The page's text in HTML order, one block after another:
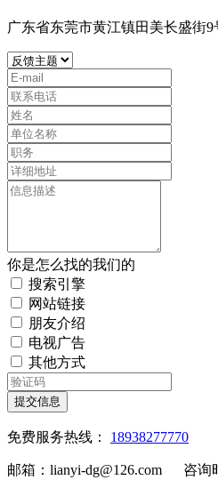
广东省东莞市黄江镇田美长盛街9
你是怎么找的我们的
搜索引擎
网站链接
朋友介绍
电视广告
其他方式
提交信息
免费服务热线： 18938277770
邮箱：lianyi-dg@126.com 咨询